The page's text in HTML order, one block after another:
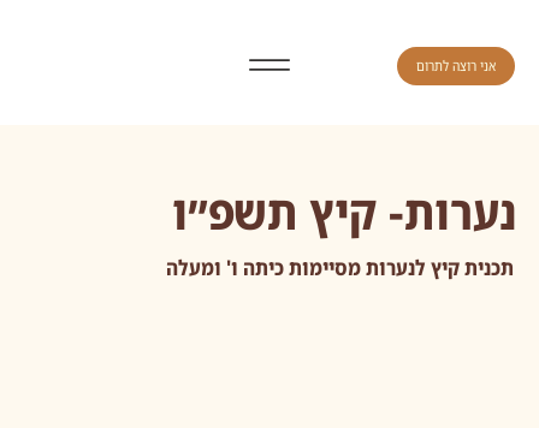
אני רוצה לתרום
נערות- קיץ תשפ״ו
תכנית קיץ לנערות מסיימות כיתה ו' ומעלה